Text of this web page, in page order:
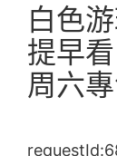
白色
提早
周六